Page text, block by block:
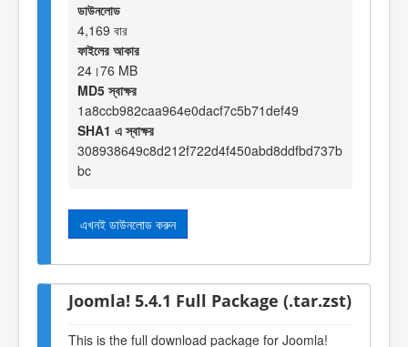
ডাউনলোড
4,169 বার
ফাইলের আকার
24।76 MB
MD5 স্বাক্ষর
1a8ccb982caa964e0dacf7c5b71def49
SHA1 এ স্বাক্ষর
308938649c8d212f722d4f450abd8ddfbd737b
bc
এখনই ডাউনলোড করুন
Joomla! 5.4.1 Full Package (.tar.zst)
This is the full download package for Joomla!